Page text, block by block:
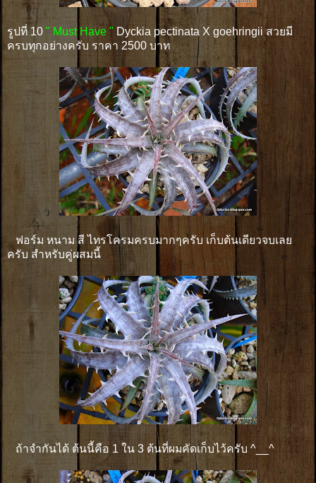
รูปที่ 10 " Must Have " Dyckia pectinata X goehringii สวยมี
ครบทุกอย่างครับ ราคา 2500 บาท
ฟอร์ม หนาม สี ไทรโครมครบมากๆครับ เก็บต้นเดียวจบเลย
ครับ สำหรับคู่ผสมนี้
ถ้าจำกันได้ ต้นนี้คือ 1 ใน 3 ต้นที่ผมคัดเก็บไว้ครับ ^__^